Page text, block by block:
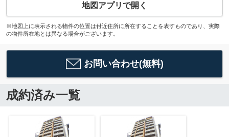
地図アプリで開く
※地図上に表示される物件の位置は付近住所に所在することを表すものであり、実際
の物件所在地とは異なる場合がございます。
お問い合わせ(無料)
成約済み一覧